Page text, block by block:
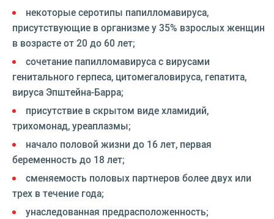
некоторые серотипы папилломавируса,
присутствующие в организме у 35% взрослых женщин
в возрасте от 20 до 60 лет;
сочетание папилломавируса с вирусами
генитального герпеса, цитомегаловируса, гепатита,
вируса Эпштейна-Барра;
присутствие в скрытом виде хламидий,
трихомонад, уреаплазмы;
начало половой жизни до 16 лет, первая
беременность до 18 лет;
сменяемость половых партнеров более двух или
трех в течение года;
унаследованная предрасположенность;